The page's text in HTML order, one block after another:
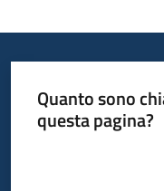
Quanto sono
questa pagina?